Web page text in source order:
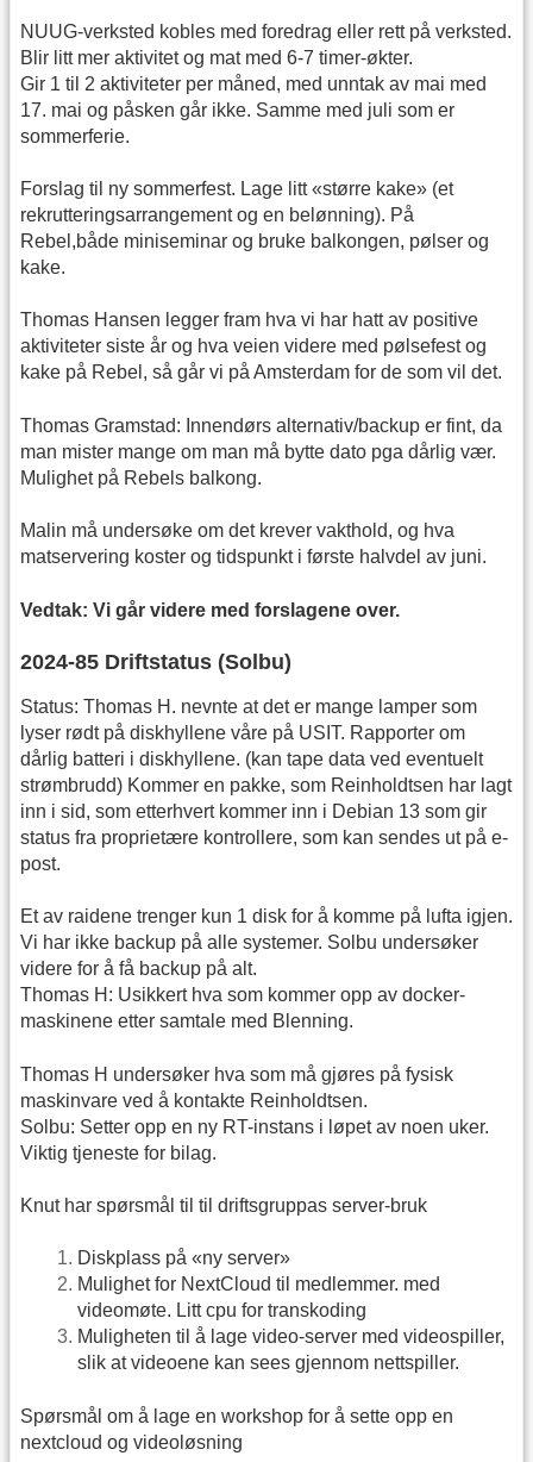
NUUG-verksted kobles med foredrag eller rett på verksted.
Blir litt mer aktivitet og mat med 6-7 timer-økter.
Gir 1 til 2 aktiviteter per måned, med unntak av mai med
17. mai og påsken går ikke. Samme med juli som er
sommerferie.
Forslag til ny sommerfest. Lage litt «større kake» (et
rekrutteringsarrangement og en belønning). På
Rebel,både miniseminar og bruke balkongen, pølser og
kake.
Thomas Hansen legger fram hva vi har hatt av positive
aktiviteter siste år og hva veien videre med pølsefest og
kake på Rebel, så går vi på Amsterdam for de som vil det.
Thomas Gramstad: Innendørs alternativ/backup er fint, da
man mister mange om man må bytte dato pga dårlig vær.
Mulighet på Rebels balkong.
Malin må undersøke om det krever vakthold, og hva
matservering koster og tidspunkt i første halvdel av juni.
Vedtak: Vi går videre med forslagene over.
2024-85 Driftstatus (Solbu)
Status: Thomas H. nevnte at det er mange lamper som
lyser rødt på diskhyllene våre på USIT. Rapporter om
dårlig batteri i diskhyllene. (kan tape data ved eventuelt
strømbrudd) Kommer en pakke, som Reinholdtsen har lagt
inn i sid, som etterhvert kommer inn i Debian 13 som gir
status fra proprietære kontrollere, som kan sendes ut på e-
post.
Et av raidene trenger kun 1 disk for å komme på lufta igjen.
Vi har ikke backup på alle systemer. Solbu undersøker
videre for å få backup på alt.
Thomas H: Usikkert hva som kommer opp av docker-
maskinene etter samtale med Blenning.
Thomas H undersøker hva som må gjøres på fysisk
maskinvare ved å kontakte Reinholdtsen.
Solbu: Setter opp en ny RT-instans i løpet av noen uker.
Viktig tjeneste for bilag.
Knut har spørsmål til til driftsgruppas server-bruk
Diskplass på «ny server»
Mulighet for NextCloud til medlemmer. med
videomøte. Litt cpu for transkoding
Muligheten til å lage video-server med videospiller,
slik at videoene kan sees gjennom nettspiller.
Spørsmål om å lage en workshop for å sette opp en
nextcloud og videoløsning